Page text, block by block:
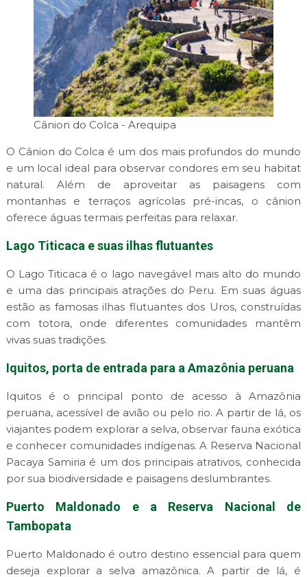
Cânion do Colca - Arequipa
O Cânion do Colca é um dos mais profundos do mundo
e um local ideal para observar condores em seu habitat
natural. Além de aproveitar as paisagens com
montanhas e terraços agrícolas pré-incas, o cânion
oferece águas termais perfeitas para relaxar.
Lago Titicaca e suas ilhas flutuantes
O Lago Titicaca é o lago navegável mais alto do mundo
e uma das principais atrações do Peru. Em suas águas
estão as famosas ilhas flutuantes dos Uros, construídas
com totora, onde diferentes comunidades mantêm
vivas suas tradições.
Iquitos, porta de entrada para a Amazônia peruana
Iquitos é o principal ponto de acesso à Amazônia
peruana, acessível de avião ou pelo rio. A partir de lá, os
viajantes podem explorar a selva, observar fauna exótica
e conhecer comunidades indígenas. A Reserva Nacional
Pacaya Samiria é um dos principais atrativos, conhecida
por sua biodiversidade e paisagens deslumbrantes.
Puerto Maldonado e a Reserva Nacional de
Tambopata
Puerto Maldonado é outro destino essencial para quem
deseja explorar a selva amazônica. A partir de lá, é